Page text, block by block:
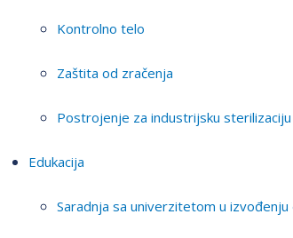
Kontrolno telo
Zaštita od zračenja
Postrojenje za industrijsku
Edukacija
Saradnja sa univerzitetom u